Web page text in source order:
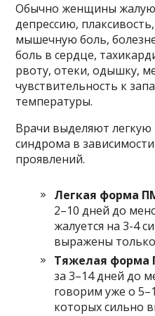
Обычно женщины
депрессию,
мышечную боль,
боль в сердце,
рвоту, отеки, одышку,
чувствительность к
температуры.
Врачи выделяют
синдрома в
проявлений.
Легкая форма
2–10 дней до
жалуется на 3-4
выражены
Тяжелая форма
за 3–14 дней до
говорим уже о
которых сильно